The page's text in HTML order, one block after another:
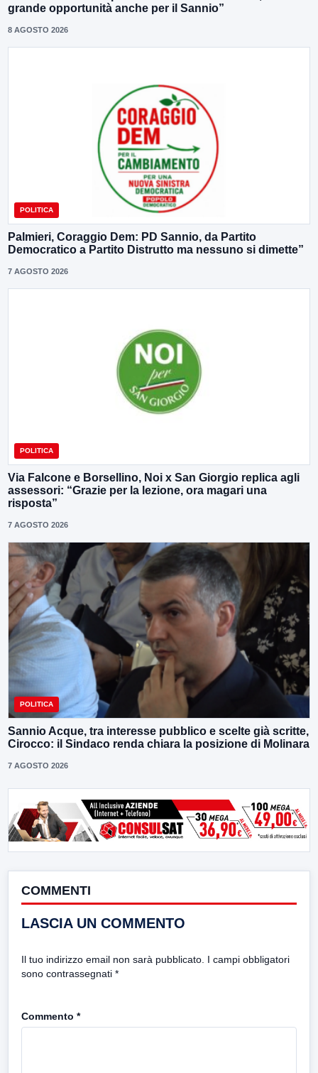
grande opportunità anche per il Sannio”
8 AGOSTO 2026
POLITICA
Palmieri, Coraggio Dem: PD Sannio, da Partito
Democratico a Partito Distrutto ma nessuno si dimette”
7 AGOSTO 2026
POLITICA
Via Falcone e Borsellino, Noi x San Giorgio replica agli
assessori: “Grazie per la lezione, ora magari una
risposta”
7 AGOSTO 2026
POLITICA
Sannio Acque, tra interesse pubblico e scelte già scritte,
Cirocco: il Sindaco renda chiara la posizione di Molinara
7 AGOSTO 2026
COMMENTI
LASCIA UN COMMENTO
Il tuo indirizzo email non sarà pubblicato. I campi obbligatori
sono contrassegnati *
Commento *